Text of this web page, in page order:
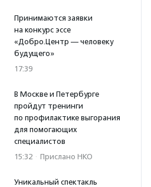
Принимаются заявки
на конкурс эссе
«Добро.Центр — человеку
будущего»
17:39
В Москве и Петербурге
пройдут тренинги
по профилактике выгорания
для помогающих
специалистов
15:32 · Прислано НКО
Уникальный спектакль